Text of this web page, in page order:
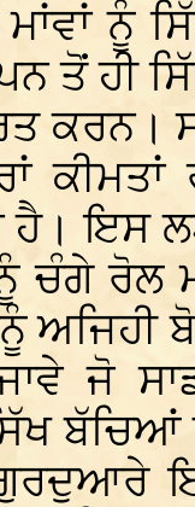
ਨੂੰ
ਤੋਂ ਹੀ
ਕਰਨ।
ਹੈ। ਇਸ
ਚੰਗੇ ਰੋਲ
ਅਜਿਹੀ
ਜੋ
ਬੱਚਿਆਂ
ਗੁਰਦੁਆਰੇ